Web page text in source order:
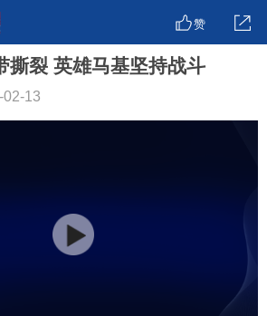
赞
撕裂 英雄马基坚持战斗
02-13